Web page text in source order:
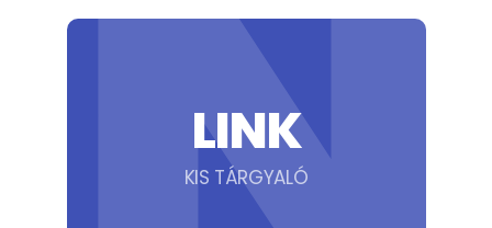
LINK
KIS TÁRGYALÓ